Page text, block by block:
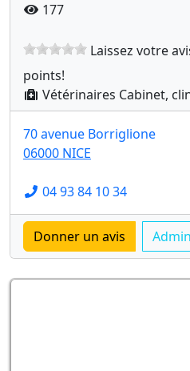
177
Laissez votre
points!
Vétérinaires Cabinet,
70 avenue Borriglione
06000 NICE
04 93 84 10 34